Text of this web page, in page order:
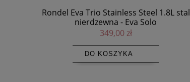
Rondel Eva Trio Stainless Steel 1.1L stal
nierdzewna - Eva Solo
279,00 zł
DO KOSZYKA